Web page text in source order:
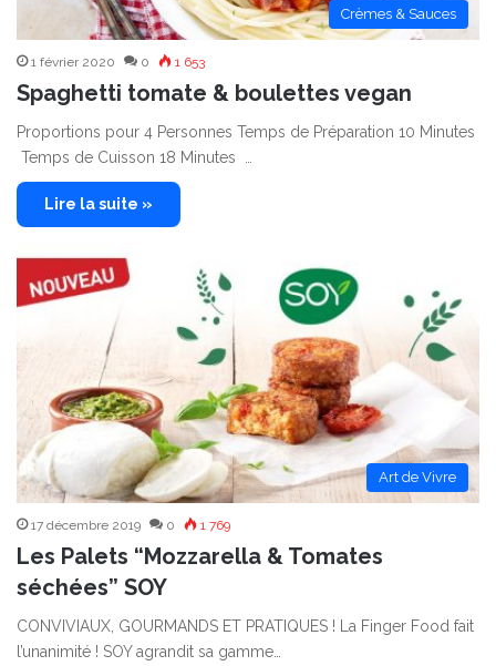
Crèmes & Sauces
1 février 2020 0 1 653
Spaghetti tomate & boulettes vegan
Proportions pour 4 Personnes Temps de Préparation 10 Minutes
Temps de Cuisson 18 Minutes …
Lire la suite »
Art de Vivre
17 décembre 2019 0 1 769
Les Palets “Mozzarella & Tomates
séchées” SOY
CONVIVIAUX, GOURMANDS ET PRATIQUES ! La Finger Food fait
l’unanimité ! SOY agrandit sa gamme…